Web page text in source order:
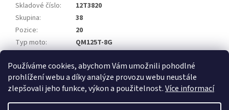
Používáme cookies, abychom Vám umožnili pohodlné
prohlížení webu a díky analýze provozu webu neustále
zlepšovali jeho funkce, výkon a použitelnost.Více informací
Skladové číslo:
12T3820
Skupina:
38
Pozice:
20
Typ moto:
QM125T-8G
Počet ks na moto: 1